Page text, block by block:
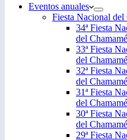
Eventos anuales
Fiesta Nacional del
34ª Fiesta
del
33ª Fiesta
del
32ª Fiesta
del
31ª Fiesta
del
30ª Fiesta
del
29ª Fiesta